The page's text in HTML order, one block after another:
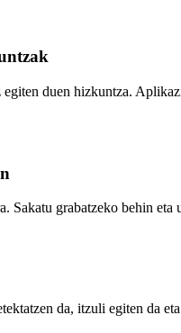
duen hizkuntza.
Sakatu grabatzeko behin eta
da, itzuli egiten da